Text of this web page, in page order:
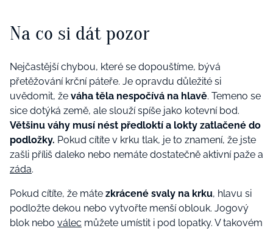
Na co si dát pozor
Nejčastější chybou, které se dopouštíme, bývá
přetěžování krční páteře. Je opravdu důležité si
uvědomit, že váha těla nespočívá na hlavě. Temeno se
sice dotýká země, ale slouží spíše jako kotevní bod.
Většinu váhy musí nést předloktí a lokty zatlačené do
podložky. Pokud cítíte v krku tlak, je to znamení, že jste
zašli příliš daleko nebo nemáte dostatečně aktivní paže a
záda.
Pokud cítíte, že máte zkrácené svaly na krku, hlavu si
podložte dekou nebo vytvořte menší oblouk. Jogový
blok nebo válec můžete umístit i pod lopatky. V takovém